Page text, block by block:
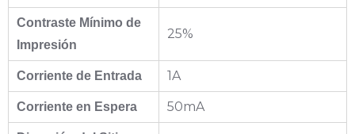
Contraste Mínimo de
Impresión
25%
Corriente de Entrada 1A
Corriente en Espera 50mA